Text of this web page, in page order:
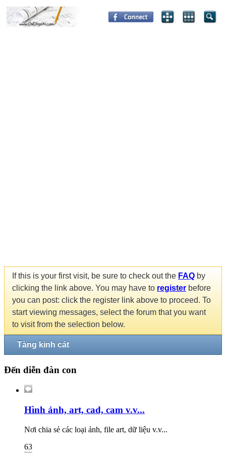
If this is your first visit, be sure to check out the FAQ by
clicking the link above. You may have to register before
you can post: click the register link above to proceed. To
start viewing messages, select the forum that you want
to visit from the selection below.
Tàng kinh cát
Đến diễn đàn con
Hình ảnh, art, cad, cam v.v...
Nơi chia sẻ các loại ảnh, file art, dữ liệu v.v...
63